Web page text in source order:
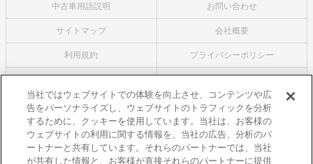
中古車用語説明 お問い合わせ
サイトマップ 会社概要
利用規約 プライバシーポリシー
オークネットのその他のサービス
バイク関連サービス
中古バイクを探すならバイクの窓口
当社ではウェブサイトでの体験を向上させ、コンテンツや広
告をパーソナライズし、ウェブサイトのトラフィックを分析
するために、クッキーを使用しています。当社は、お客様の
ウェブサイトの利用に関する情報を、当社の広告、分析のパ
ートナーと共有しています。それらのパートナーでは、当社
が共有した情報と、お客様が直接それらのパートナーに提供